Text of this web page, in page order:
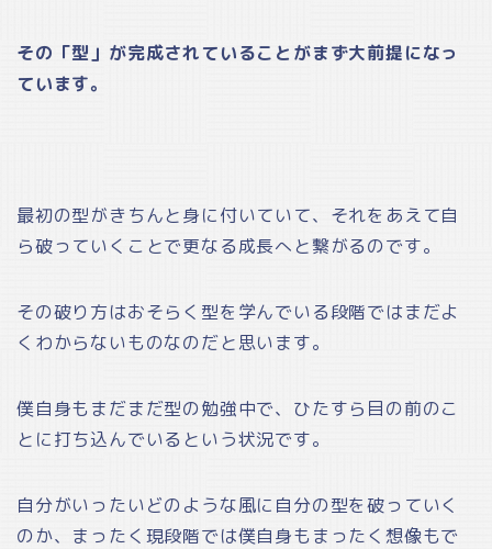
その「型」が完成されていることがまず大前提になっ
ています。
最初の型がきちんと身に付いていて、それをあえて自
ら破っていくことで更なる成長へと繋がるのです。
その破り方はおそらく型を学んでいる段階ではまだよ
くわからないものなのだと思います。
僕自身もまだまだ型の勉強中で、ひたすら目の前のこ
とに打ち込んでいるという状況です。
自分がいったいどのような風に自分の型を破っていく
のか、まったく現段階では僕自身もまったく想像もで